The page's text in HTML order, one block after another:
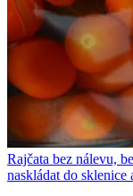
Rajčata bez nálevu,
naskládat do